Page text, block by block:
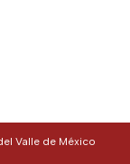
Valle de México